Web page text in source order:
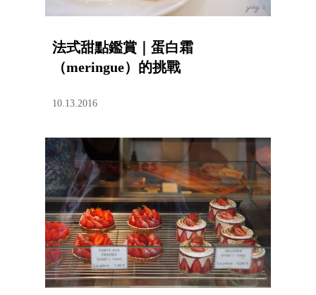
法式甜點鑑賞｜蛋白霜
（meringue）的挑戰
10.13.2016